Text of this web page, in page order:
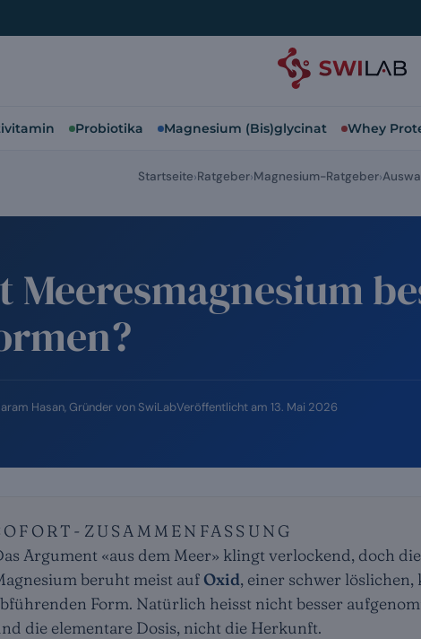
Probiotika Magnesium (Bis)glycinat Whey
Meeresmagnesium
Hasan, Gründer von SwiLabVeröffentlicht am 13. Mai 2026
ZUSAMMENFASSUNG
Argument «aus dem Meer» klingt verlockend, doch
beruht meist auf Oxid, einer schwer
Form. Natürlich heisst nicht besser
die elementare Dosis, nicht die Herkunft.
Startseite Ratgeber Magnesium-Ratgeber